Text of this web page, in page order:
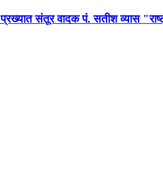
संतूर वादक पं. सतीश व्यास